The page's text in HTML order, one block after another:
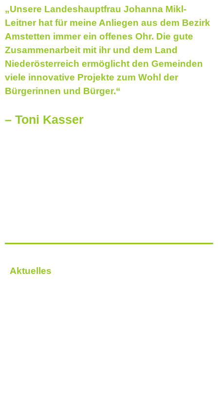
„Unsere Landeshauptfrau Johanna Mikl-
Leitner hat für meine Anliegen aus dem Bezirk
Amstetten immer ein offenes Ohr. Die gute
Zusammenarbeit mit ihr und dem Land
Niederösterreich ermöglicht den Gemeinden
viele innovative Projekte zum Wohl der
Bürgerinnen und Bürger.“
– Toni Kasser
Aktuelles